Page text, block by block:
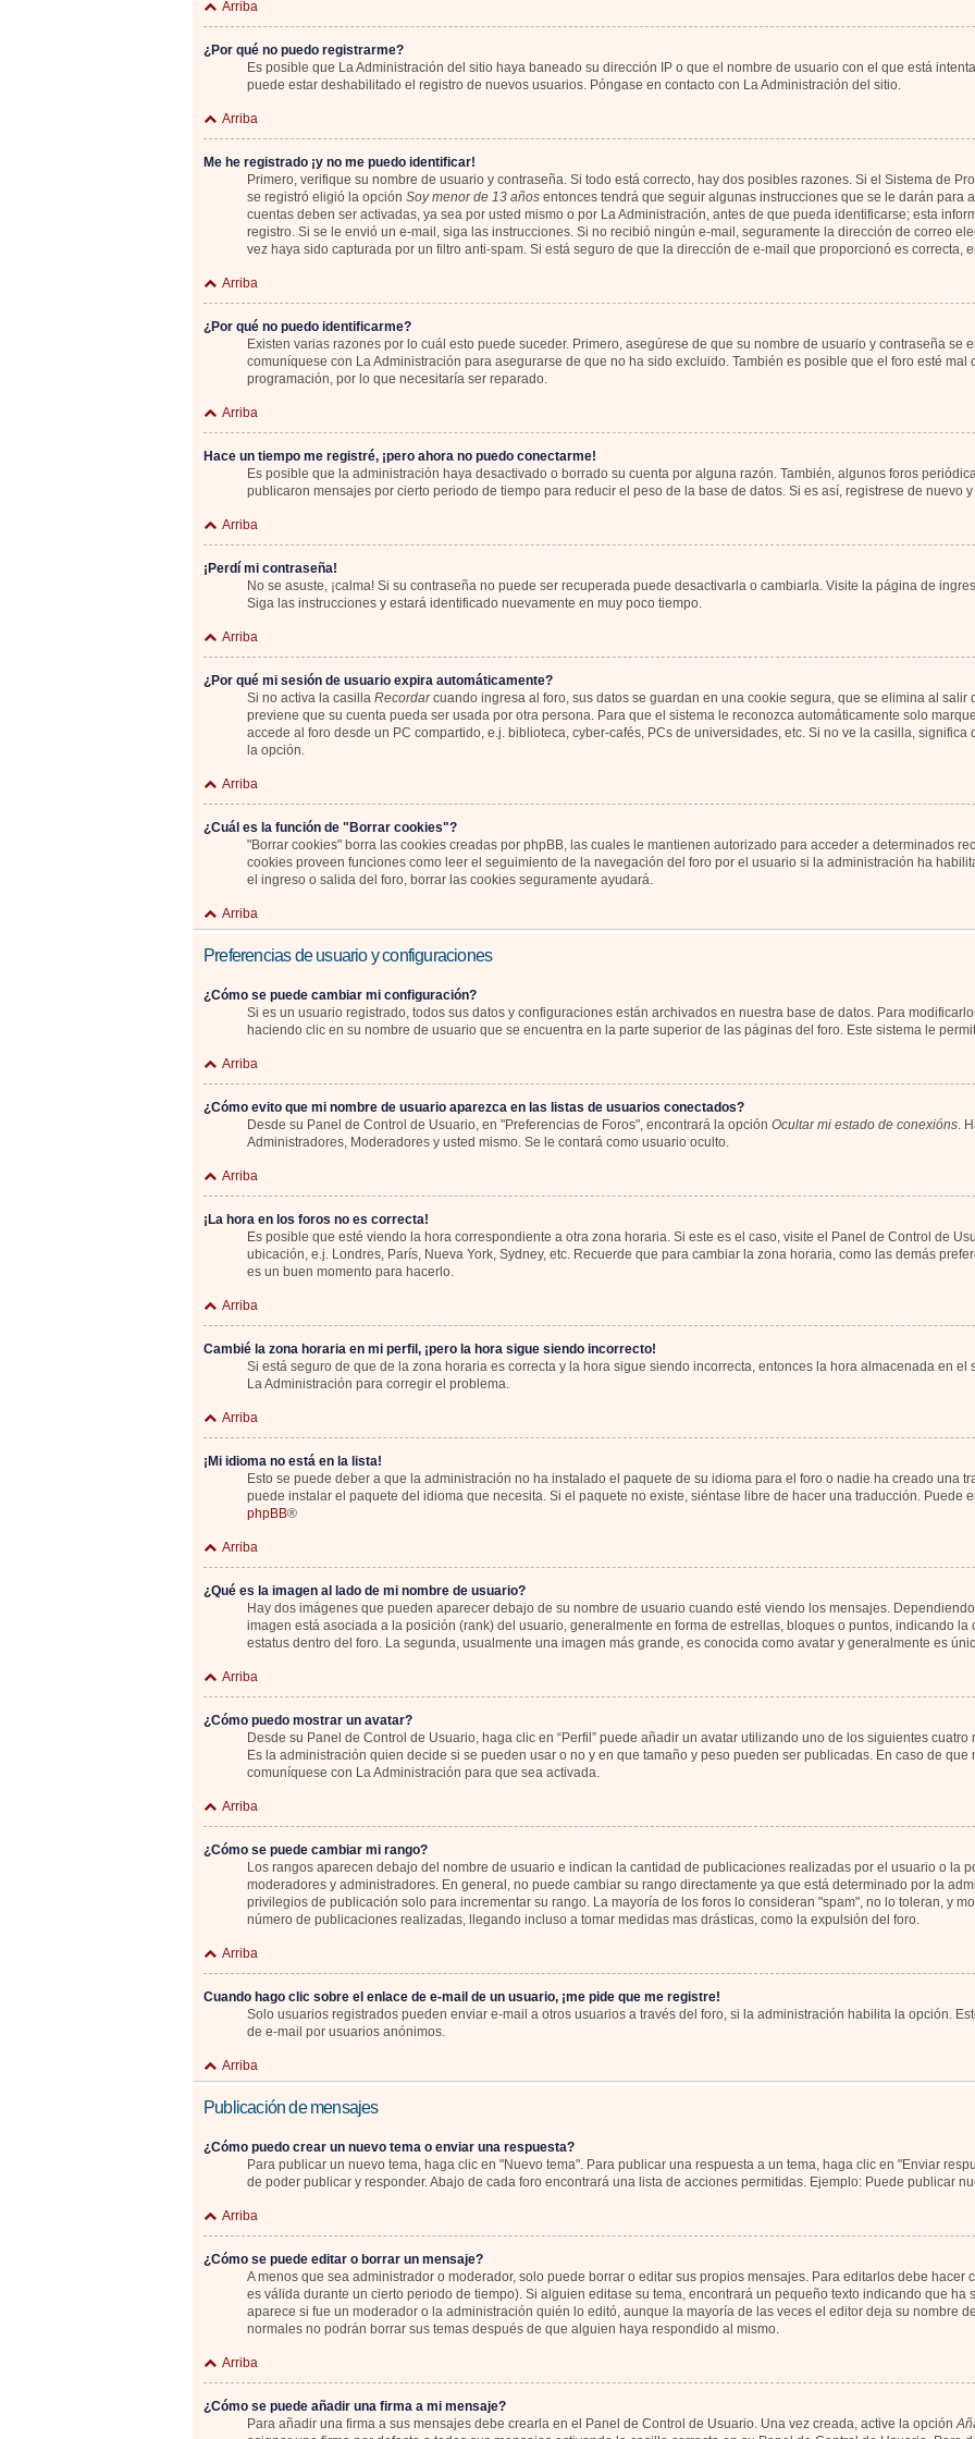
Arriba
¿Por qué no puedo registrarme?
Es posible que La Administración del sitio haya baneado su dirección IP o que el nombre de usuario con el que está
puede estar deshabilitado el registro de nuevos usuarios. Póngase en contacto con La Administración del sitio.
Arriba
Me he registrado ¡y no me puedo identificar!
Primero, verifique su nombre de usuario y contraseña. Si todo está correcto, hay dos posibles razones. Si el Sistema de
se registró eligió la opción Soy menor de 13 años entonces tendrá que seguir algunas instrucciones que se le darán para
cuentas deben ser activadas, ya sea por usted mismo o por La Administración, antes de que pueda identificarse; esta
registro. Si se le envió un e-mail, siga las instrucciones. Si no recibió ningún e-mail, seguramente la dirección de correo
vez haya sido capturada por un filtro anti-spam. Si está seguro de que la dirección de e-mail que proporcionó es correcta,
Arriba
¿Por qué no puedo identificarme?
Existen varias razones por lo cuál esto puede suceder. Primero, asegúrese de que su nombre de usuario y contraseña se
comuníquese con La Administración para asegurarse de que no ha sido excluido. También es posible que el foro esté
programación, por lo que necesitaría ser reparado.
Arriba
Hace un tiempo me registré, ¡pero ahora no puedo conectarme!
Es posible que la administración haya desactivado o borrado su cuenta por alguna razón. También, algunos foros
publicaron mensajes por cierto periodo de tiempo para reducir el peso de la base de datos. Si es así, registrese de nuevo
Arriba
¡Perdí mi contraseña!
No se asuste, ¡calma! Si su contraseña no puede ser recuperada puede desactivarla o cambiarla. Visite la página de
Siga las instrucciones y estará identificado nuevamente en muy poco tiempo.
Arriba
¿Por qué mi sesión de usuario expira automáticamente?
Si no activa la casilla Recordarcuando ingresa al foro, sus datos se guardan en una cookie segura, que se elimina al salir
previene que su cuenta pueda ser usada por otra persona. Para que el sistema le reconozca automáticamente solo
accede al foro desde un PC compartido, e.j. biblioteca, cyber-cafés, PCs de universidades, etc. Si no ve la casilla,
la opción.
Arriba
¿Cuál es la función de "Borrar cookies"?
"Borrar cookies" borra las cookies creadas por phpBB, las cuales le mantienen autorizado para acceder a determinados
cookies proveen funciones como leer el seguimiento de la navegación del foro por el usuario si la administración ha
el ingreso o salida del foro, borrar las cookies seguramente ayudará.
Arriba
Preferencias de usuario y configuraciones
¿Cómo se puede cambiar mi configuración?
Si es un usuario registrado, todos sus datos y configuraciones están archivados en nuestra base de datos. Para
haciendo clic en su nombre de usuario que se encuentra en la parte superior de las páginas del foro. Este sistema le
Arriba
¿Cómo evito que mi nombre de usuario aparezca en las listas de usuarios conectados?
Desde su Panel de Control de Usuario, en "Preferencias de Foros", encontrará la opción Ocultar mi estado de conexións.
Administradores, Moderadores y usted mismo. Se le contará como usuario oculto.
Arriba
¡La hora en los foros no es correcta!
Es posible que esté viendo la hora correspondiente a otra zona horaria. Si este es el caso, visite el Panel de Control de
ubicación, e.j. Londres, París, Nueva York, Sydney, etc. Recuerde que para cambiar la zona horaria, como las demás
es un buen momento para hacerlo.
Arriba
Cambié la zona horaria en mi perfil, ¡pero la hora sigue siendo incorrecto!
Si está seguro de que de la zona horaria es correcta y la hora sigue siendo incorrecta, entonces la hora almacenada en
La Administración para corregir el problema.
Arriba
¡Mi idioma no está en la lista!
Esto se puede deber a que la administración no ha instalado el paquete de su idioma para el foro o nadie ha creado una
puede instalar el paquete del idioma que necesita. Si el paquete no existe, siéntase libre de hacer una traducción. Puede
phpBB®
Arriba
¿Qué es la imagen al lado de mi nombre de usuario?
Hay dos imágenes que pueden aparecer debajo de su nombre de usuario cuando esté viendo los mensajes.
imagen está asociada a la posición (rank) del usuario, generalmente en forma de estrellas, bloques o puntos, indicando
estatus dentro del foro. La segunda, usualmente una imagen más grande, es conocida como avatar y generalmente es
Arriba
¿Cómo puedo mostrar un avatar?
Desde su Panel de Control de Usuario, haga clic en “Perfil” puede añadir un avatar utilizando uno de los siguientes
Es la administración quien decide si se pueden usar o no y en que tamaño y peso pueden ser publicadas. En caso de
comuníquese con La Administración para que sea activada.
Arriba
¿Cómo se puede cambiar mi rango?
Los rangos aparecen debajo del nombre de usuario e indican la cantidad de publicaciones realizadas por el usuario o la
moderadores y administradores. En general, no puede cambiar su rango directamente ya que está determinado por la
privilegios de publicación solo para incrementar su rango. La mayoría de los foros lo consideran "spam", no lo toleran, y
número de publicaciones realizadas, llegando incluso a tomar medidas mas drásticas, como la expulsión del foro.
Arriba
Cuando hago clic sobre el enlace de e-mail de un usuario, ¡me pide que me registre!
Solo usuarios registrados pueden enviar e-mail a otros usuarios a través del foro, si la administración habilita la opción.
de e-mail por usuarios anónimos.
Arriba
Publicación de mensajes
¿Cómo puedo crear un nuevo tema o enviar una respuesta?
Para publicar un nuevo tema, haga clic en "Nuevo tema". Para publicar una respuesta a un tema, haga clic en "Enviar
de poder publicar y responder. Abajo de cada foro encontrará una lista de acciones permitidas. Ejemplo: Puede publicar
Arriba
¿Cómo se puede editar o borrar un mensaje?
A menos que sea administrador o moderador, solo puede borrar o editar sus propios mensajes. Para editarlos debe hacer
es válida durante un cierto periodo de tiempo). Si alguien editase su tema, encontrará un pequeño texto indicando que ha
aparece si fue un moderador o la administración quién lo editó, aunque la mayoría de las veces el editor deja su nombre
normales no podrán borrar sus temas después de que alguien haya respondido al mismo.
Arriba
¿Cómo se puede añadir una firma a mi mensaje?
Para añadir una firma a sus mensajes debe crearla en el Panel de Control de Usuario. Una vez creada, active la opción